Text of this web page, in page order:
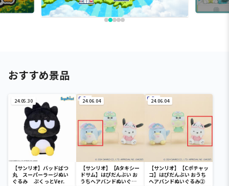
おすすめ景品
24.05.30
【サンリオ】バッドばつ
丸 スーパーラージぬい
ぐるみ ぷくっとVer.
24.06.04
【サンリオ】【Aタキシー
ドサム】はぴだんぶい お
うちヘアバンドぬいぐる
24.06.04
【サンリオ】【Cポチャッ
コ】はぴだんぶい おうち
ヘアバンドぬいぐるみ②